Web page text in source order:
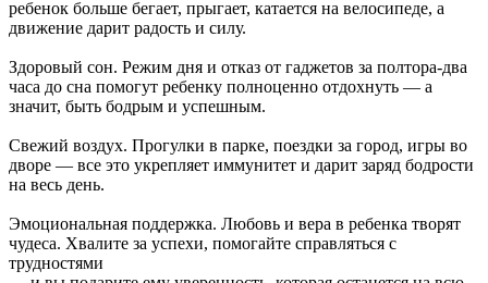
ребенок больше бегает, прыгает, катается на велосипеде, а
движение дарит радость и силу.
Здоровый сон. Режим дня и отказ от гаджетов за полтора-два
часа до сна помогут ребенку полноценно отдохнуть — а
значит, быть бодрым и успешным.
Свежий воздух. Прогулки в парке, поездки за город, игры во
дворе — все это укрепляет иммунитет и дарит заряд бодрости
на весь день.
Эмоциональная поддержка. Любовь и вера в ребенка творят
чудеса. Хвалите за успехи, помогайте справляться с
трудностями